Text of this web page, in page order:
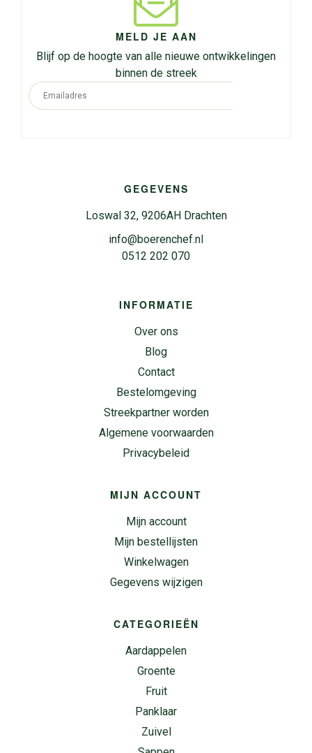
MELD JE AAN
Blijf op de hoogte van alle nieuwe ontwikkelingen
binnen de streek
GEGEVENS
Loswal 32, 9206AH Drachten
info@boerenchef.nl
0512 202 070
INFORMATIE
Over ons
Blog
Contact
Bestelomgeving
Streekpartner worden
Algemene voorwaarden
Privacybeleid
MIJN ACCOUNT
Mijn account
Mijn bestellijsten
Winkelwagen
Gegevens wijzigen
CATEGORIEËN
Aardappelen
Groente
Fruit
Panklaar
Zuivel